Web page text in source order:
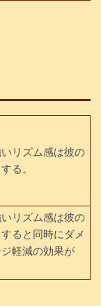
リズム感は彼の
る。
リズム感は彼の
ると同時にダメ
軽減の効果が